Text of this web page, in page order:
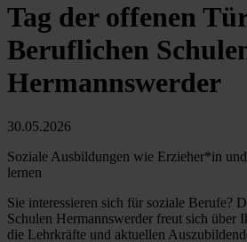
Tag der offenen
Beruflichen
Hermannswerder
30.05.2026
Soziale Ausbildungen wie Erzieher*in
lernen
Sie interessieren sich für soziale Berufe?
Schulen Hermannswerder freut sich über
die Lehrkräfte und aktuellen